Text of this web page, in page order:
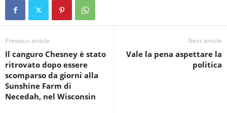
Previous article
Il canguro Chesney è stato
ritrovato dopo essere
scomparso da giorni alla
Sunshine Farm di
Necedah, nel Wisconsin
Next article
Vale la pena aspettare la
politica